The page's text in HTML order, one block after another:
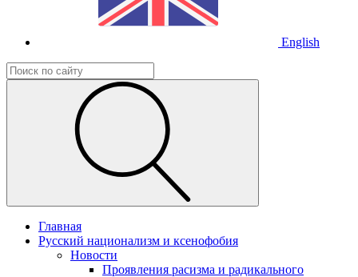
English
Главная
Русский национализм и ксенофобия
Новости
Проявления расизма и радикального